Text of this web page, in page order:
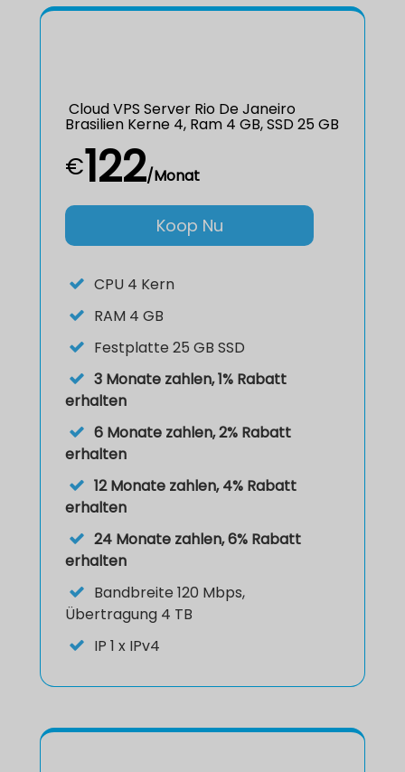
Cloud VPS Server Rio De Janeiro
Brasilien Kerne 4, Ram 4 GB, SSD 25 GB
€122/Monat
Koop Nu
CPU 4 Kern
RAM 4 GB
Festplatte 25 GB SSD
3 Monate zahlen, 1% Rabatt
erhalten
6 Monate zahlen, 2% Rabatt
erhalten
12 Monate zahlen, 4% Rabatt
erhalten
24 Monate zahlen, 6% Rabatt
erhalten
Bandbreite 120 Mbps,
Übertragung 4 TB
IP 1 x IPv4